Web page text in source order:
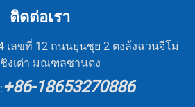
ติดต่อเรา
เลขที่ 12 ถนนยุนชุย 2 ตงล้งฉวนจีโม่
ชิงเต่า มณฑลซานตง
+86-18653270886